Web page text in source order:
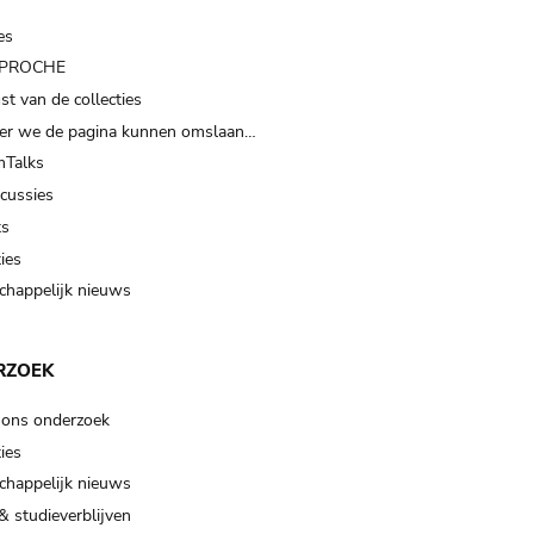
van de collecties
we de pagina kunnen omslaan…
nieuws
onderzoek
nieuws
studieverblijven